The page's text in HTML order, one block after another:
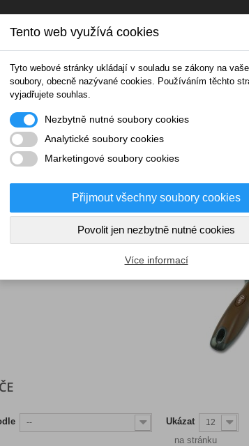
OCHRANA OSOBNÍCH ÚDAJŮ
-- Ukázat 12
na stránku
Tento web využívá cookies
Tyto webové stránky ukládají v souladu se zákony na
soubory, obecně nazývané cookies. Používáním těchto
vyjadřujete souhlas.
Nezbytně nutné soubory cookies
Analytické soubory cookies
Marketingové soubory cookies
Přijmout všechny soubory cookies
Povolit jen nezbytně nutné cookies
Více informací